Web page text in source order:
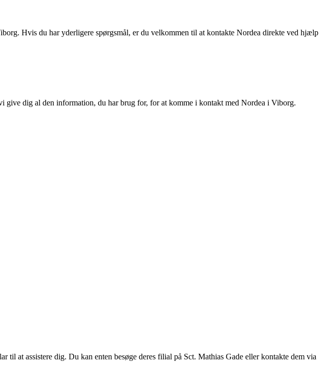
Hvis du har yderligere spørgsmål, er du velkommen til at kontakte Nordea direkte ved hjælp
dig al den information, du har brug for, for at komme i kontakt med Nordea i Viborg.
at assistere dig. Du kan enten besøge deres filial på Sct. Mathias Gade eller kontakte dem via